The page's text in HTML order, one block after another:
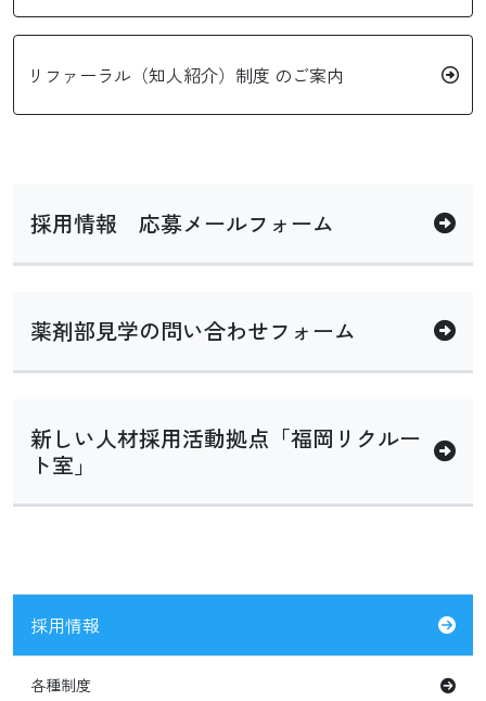
リファーラル（知人紹介）制度 のご案内
採用情報 応募メールフォーム
薬剤部見学の問い合わせフォーム
新しい人材採用活動拠点「福岡リクルー
ト室」
採用情報
各種制度